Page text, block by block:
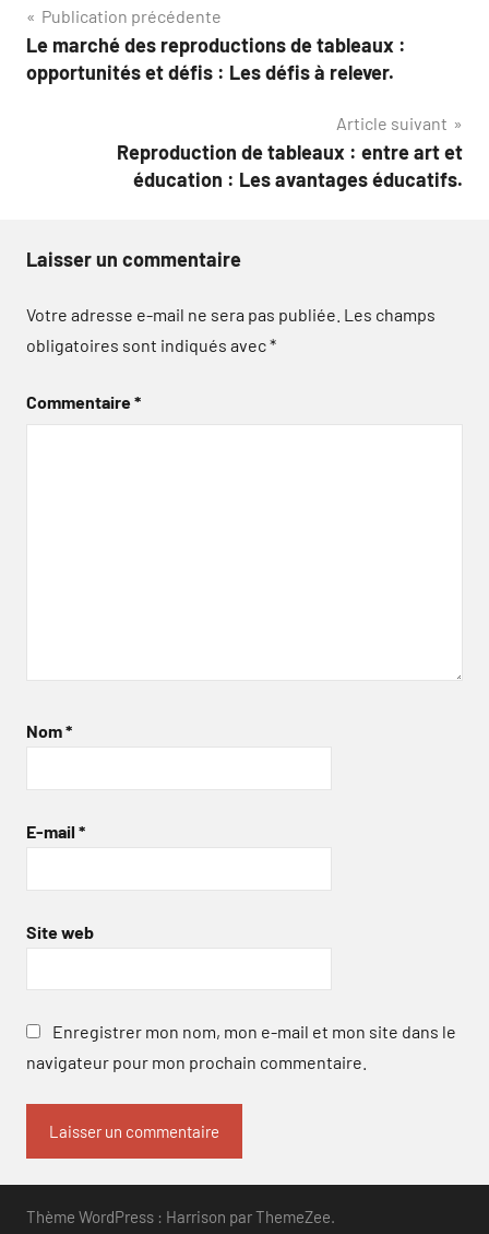
Navigation
de
Publication précédente
Le marché des reproductions de tableaux :
opportunités et défis : Les défis à relever.
Article suivant
Reproduction de tableaux : entre art et
éducation : Les avantages éducatifs.
Laisser un commentaire
Votre adresse e-mail ne sera pas publiée. Les champs
obligatoires sont indiqués avec*
Commentaire*
Nom*
E-mail *
Site web
Enregistrer mon nom, mon e-mail et mon site dans le
navigateur pour mon prochain commentaire.
Thème WordPress : Harrison par ThemeZee.